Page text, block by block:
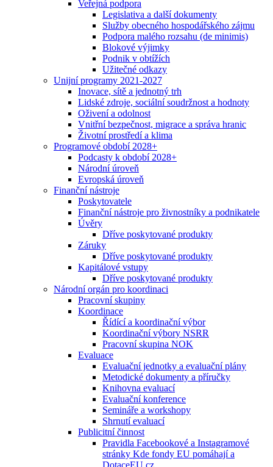
Veřejná podpora
Legislativa a další dokumenty
Služby obecného hospodářského zájmu
Podpora malého rozsahu (de minimis)
Blokové výjimky
Podnik v obtížích
Užitečné odkazy
Unijní programy 2021-2027
Inovace, sítě a jednotný trh
Lidské zdroje, sociální soudržnost a hodnoty
Oživení a odolnost
Vnitřní bezpečnost, migrace a správa hranic
Životní prostředí a klima
Programové období 2028+
Podcasty k období 2028+
Národní úroveň
Evropská úroveň
Finanční nástroje
Poskytovatele
Finanční nástroje pro živnostníky a podnikatele
Úvěry
Dříve poskytované produkty
Záruky
Dříve poskytované produkty
Kapitálové vstupy
Dříve poskytované produkty
Národní orgán pro koordinaci
Pracovní skupiny
Koordinace
Řídící a koordinační výbor
Koordinační výbory NSRR
Pracovní skupina NOK
Evaluace
Evaluační jednotky a evaluační plány
Metodické dokumenty a příručky
Knihovna evaluací
Evaluační konference
Semináře a workshopy
Shrnutí evaluací
Publicitní činnost
Pravidla Facebookové a Instagramové
stránky Kde fondy EU pomáhají a
DotaceEU.cz